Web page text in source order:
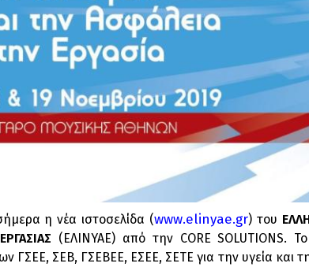
η νέα ιστοσελίδα (www.elinyae.gr) του
(ΕΛΙΝΥΑΕ) από την CORE SOLUTIONS.
ΓΣΕΕ, ΣΕΒ, ΓΣΕΒΕΕ, ΕΣΕΕ, ΣΕΤΕ για την υγεία και